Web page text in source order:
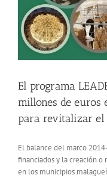
El programa
millones de euros
para revitalizar el
El balance del marco
financiados y la creación
en los municipios